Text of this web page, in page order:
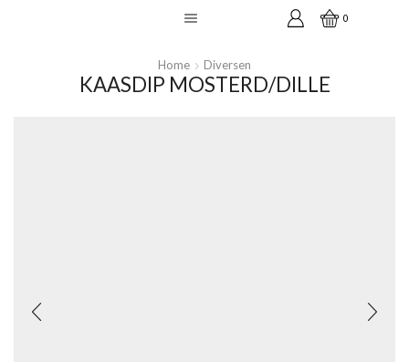
0
Home Diversen
KAASDIP MOSTERD/DILLE